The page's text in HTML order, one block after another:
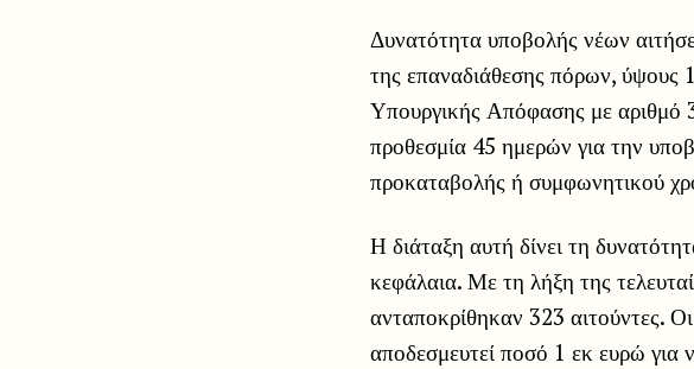
Δυνατότητα υποβολής νέων
της επαναδιάθεσης πόρων, ύψους
Υπουργικής Απόφασης με
προθεσμία 45 ημερών για την
προκαταβολής ή συμφωνητικού
Η διάταξη αυτή δίνει τη
κεφάλαια. Με τη λήξη της
ανταποκρίθηκαν 323 αιτούντες.
αποδεσμευτεί ποσό 1 εκ ευρώ για